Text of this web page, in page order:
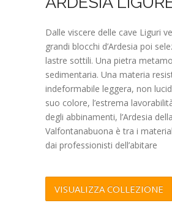
Dalle viscere delle cave Liguri
grandi blocchi d’Ardesia poi
lastre sottili. Una pietra
sedimentaria. Una materia
indeformabile leggera, non
suo colore, l’estrema
degli abbinamenti, l’Ardesia della
Valfontanabuona è tra i
dai professionisti dell’abitare
VISUALIZZA COLLEZIONE